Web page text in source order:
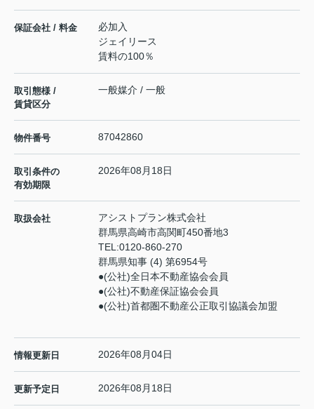
保証会社 / 料金
必加入
ジェイリース
賃料の100％
取引態様 /
賃貸区分
一般媒介 / 一般
物件番号 87042860
取引条件の
有効期限
2026年08月18日
取扱会社
アシストプラン株式会社
群馬県高崎市高関町450番地3
TEL:0120-860-270
群馬県知事 (4) 第6954号
●(公社)全日本不動産協会会員
●(公社)不動産保証協会会員
●(公社)首都圏不動産公正取引協議会加盟
情報更新日 2026年08月04日
更新予定日 2026年08月18日